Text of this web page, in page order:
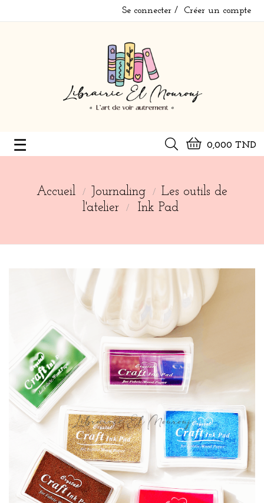
Se connecter Créer un compte
0,000 TND
Basculer
☰
Accueil Journaling
Les outils de
l'atelier
Ink Pad